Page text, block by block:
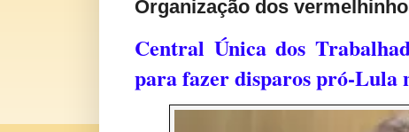
Organização dos
Central Única dos
para fazer disparos pró-Lula